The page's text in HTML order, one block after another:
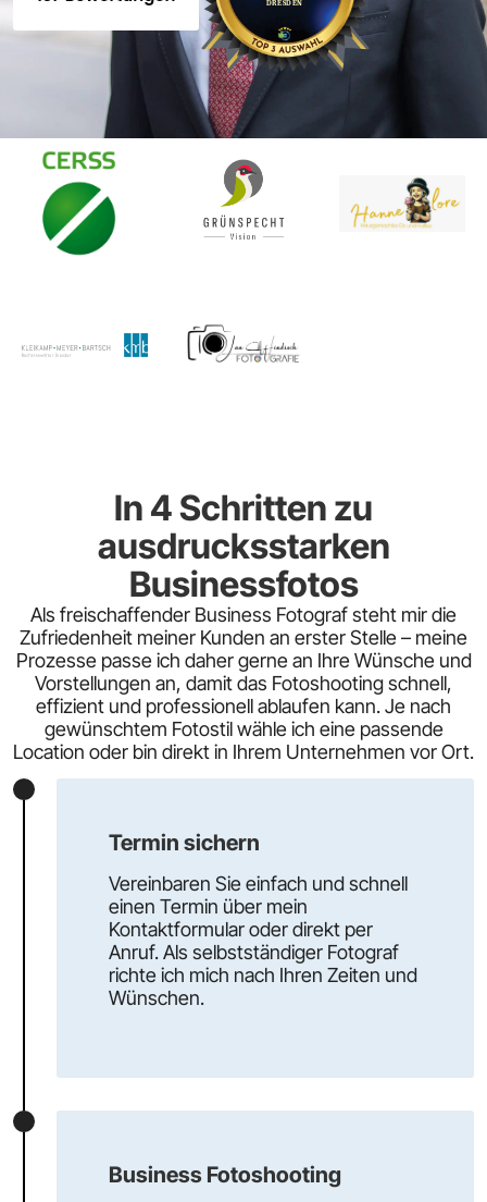
In 4 Schritten zu
ausdrucksstarken
Businessfotos
Als freischaffender Business Fotograf steht mir die
Zufriedenheit meiner Kunden an erster Stelle – meine
Prozesse passe ich daher gerne an Ihre Wünsche und
Vorstellungen an, damit das Fotoshooting schnell,
effizient und professionell ablaufen kann. Je nach
gewünschtem Fotostil wähle ich eine passende
Location oder bin direkt in Ihrem Unternehmen vor Ort.
Termin sichern
Vereinbaren Sie einfach und schnell
einen Termin über mein
Kontaktformular oder direkt per
Anruf. Als selbstständiger Fotograf
richte ich mich nach Ihren Zeiten und
Wünschen.
Business Fotoshooting​